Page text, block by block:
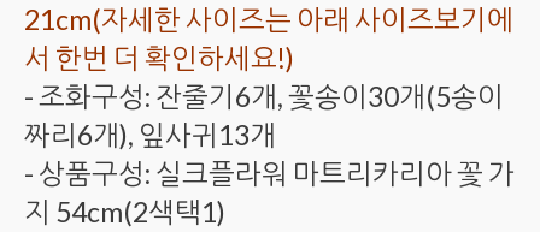
21cm(자세한 사이즈는 아래 사이즈보기에
서 한번 더 확인하세요!)
- 조화구성: 잔줄기6개, 꽃송이30개(5송이
짜리6개), 잎사귀13개
- 상품구성: 실크플라워 마트리카리아 꽃 가
지 54cm(2색택1)